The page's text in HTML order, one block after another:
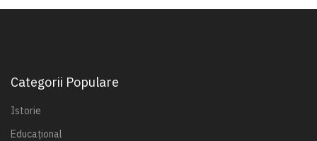
Categorii Populare
Istorie
Educațional